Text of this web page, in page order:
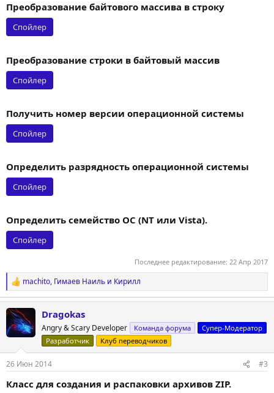
Преобразование байтового массива в строку
Спойлер
Преобразование строки в байтовый массив
Спойлер
Получить номер версии операционной системы
Спойлер
Определить разрядность операционной системы
Спойлер
Определить семейство ОС (NT или Vista).
Спойлер
Последнее редактирование: 22 Апр 2017
Р
е
к
ц
:
machito, Гимаев Наиль и Кирилл
Dragokas
Angry & Scary Developer Команда форума
Супер-Модератор
Разработчик
Клуб переводчиков
26 Июн 2014 #3
Класс для создания и распаковки архивов ZIP.